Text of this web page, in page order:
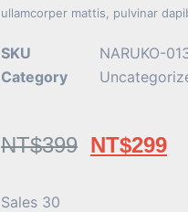
ullamcorper mattis, pulvinar
SKU
NARUKO-
Category
NT$399 NT$299
Sales 30